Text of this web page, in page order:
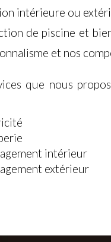
intérieure ou
de piscine et
et nos
que nous
intérieur
extérieur